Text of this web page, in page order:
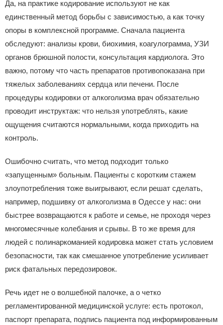
Да, на практике кодирование используют не как
единственный метод борьбы с зависимостью, а как точку
опоры в комплексной программе. Сначала пациента
обследуют: анализы крови, биохимия, коагулограмма, УЗИ
органов брюшной полости, консультация кардиолога. Это
важно, потому что часть препаратов противопоказана при
тяжелых заболеваниях сердца или печени. После
процедуры кодировки от алкоголизма врач обязательно
проводит инструктаж: что нельзя употреблять, какие
ощущения считаются нормальными, когда приходить на
контроль.
Ошибочно считать, что метод подходит только
«запущенным» больным. Пациенты с коротким стажем
злоупотребления тоже выигрывают, если решат сделать,
например, подшивку от алкоголизма в Одессе у нас: они
быстрее возвращаются к работе и семье, не проходя через
многомесячные колебания и срывы. В то же время для
людей с полинаркоманией кодировка может стать условием
безопасности, так как смешанное употребление усиливает
риск фатальных передозировок.
Речь идет не о волшебной палочке, а о четко
регламентированной медицинской услуге: есть протокол,
паспорт препарата, подпись пациента под информированным